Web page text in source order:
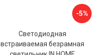
-5%
Светодиодная
встраиваемая безрамная